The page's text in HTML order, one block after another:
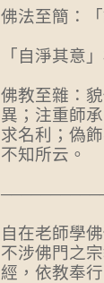
佛法至簡：
「自淨其意
佛教至雜：
異；注重師
求名利；偽
不知所云。
自在老師學
不涉佛門之
經，依教奉